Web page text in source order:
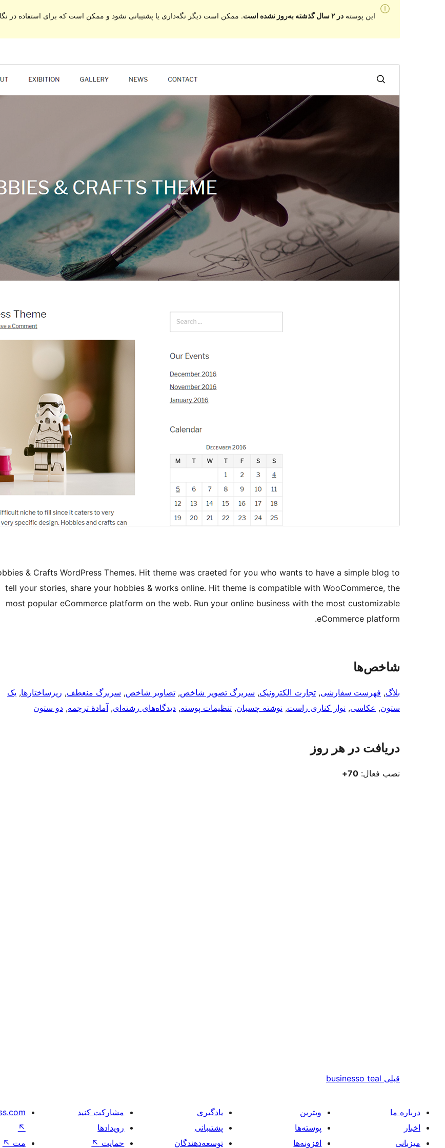
این پوستهدر ۲ سال گذشته به‌روز نشده است . ممکن است دیگر نگه‌داری یا پشتیبانی نشود و ممکن است که برای استفاده در
& Crafts WordPress Themes. Hit theme was craeted for you who wants to have a simple blog to
tell your stories, share your hobbies & works online. Hit theme is compatible with WooCommerce, the
most popular eCommerce platform on the web. Run your online business with the most customizable
eCommerce platform.
شاخص‌ها
بلاگ, فهرست سفارشی, تجارت الکترونیک, سربرگ تصویر شاخص, تصاویر شاخص, سربرگ منعطف, ریزساختارها, یک
ستون, عکاسی, نوار کناری راست, نوشته چسبان, تنظیمات پوسته, دیدگاه‌های رشته‌ای, آمادهٔ ترجمه, دو ستون
دریافت در هر روز
نصب فعال: 70+
قبلی businesso teal
درباره ما
اخبار
میزبانی
ویترین
پوسته‌ها
افزونه‌ها
یادگیری
پشتیبانی
توسعه‌دهندگان
مشارکت کنید
رویدادها
حمایت ↖
↖
مت ↖